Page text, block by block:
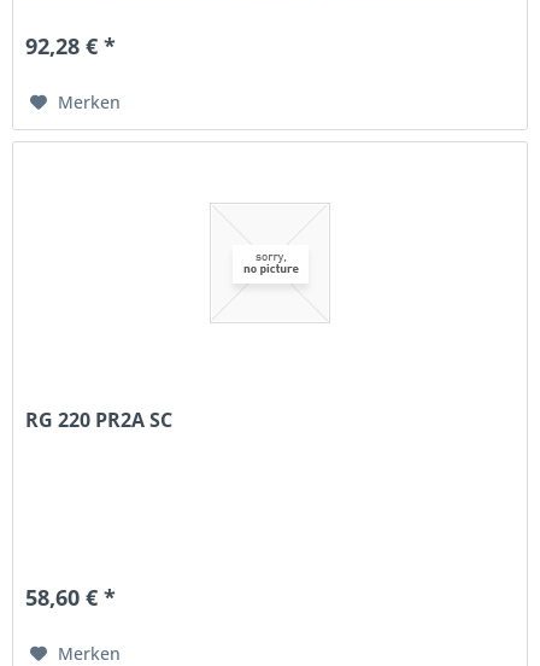
92,28 € *
Merken
RG 220 PR2A SC
58,60 € *
Merken